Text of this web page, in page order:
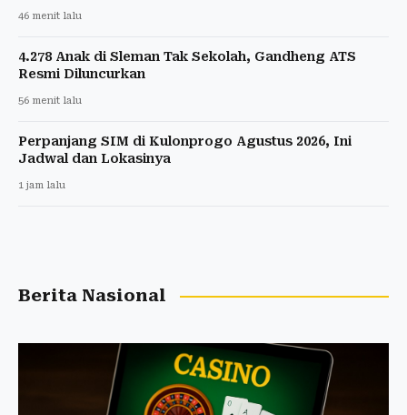
46 menit lalu
4.278 Anak di Sleman Tak Sekolah, Gandheng ATS
Resmi Diluncurkan
56 menit lalu
Perpanjang SIM di Kulonprogo Agustus 2026, Ini
Jadwal dan Lokasinya
1 jam lalu
Berita Nasional